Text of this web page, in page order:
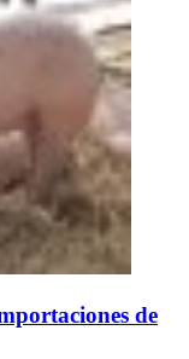
de